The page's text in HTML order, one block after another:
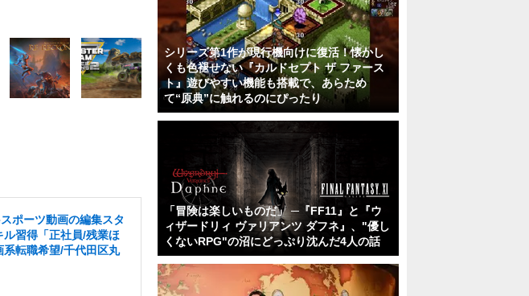
ポーツ動画の編集スタ
ル習得「正社員/残業ほ
転職希望/千代田区丸
シリーズ第1作が現行機向けに復活！懐かし
くも色褪せない『カルドセプト ザ ファース
ト』遊びやすい機能も搭載で、あらため
て“原典”に触れるのにぴったり
「冒険は楽しいものだ」 ─『FF11』と『ウ
ィザードリィ ヴァリアンツ ダフネ』、"優し
くないRPG"の沼にどっぷり沈んだ4人の話